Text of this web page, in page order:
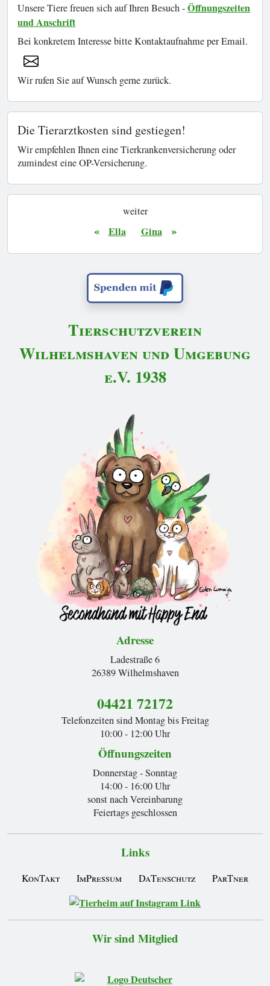
Unsere Tiere freuen sich auf Ihren Besuch -Öffnungszeiten
und Anschrift
Bei konkretem Interesse bitte Kontaktaufnahme per Email.
Wir rufen Sie auf Wunsch gerne zurück.
Die Tierarztkosten sind gestiegen!
Wir empfehlen Ihnen eine Tierkrankenversicherung oder
zumindest eine OP-Versicherung.
weiter
« Ella Gina »
Tierschutzverein
Wilhelmshaven und Umgebung
e.V. 1938
Adresse
Ladestraße 6
26389 Wilhelmshaven
04421 72172
Telefonzeiten sind Montag bis Freitag
10:00 - 12:00 Uhr
Öffnungszeiten
Donnerstag - Sonntag
14:00 - 16:00 Uhr
sonst nach Vereinbarung
Feiertags geschlossen
Links
KonTakt ImPressum DaTenschutz ParTner
Wir sind Mitglied